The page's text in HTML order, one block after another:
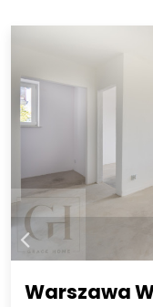
Warszawa